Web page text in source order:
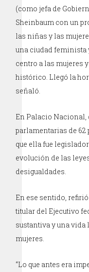
(como jefa de
Sheinbaum con un
las niñas y las
una ciudad feminista
centro a las mujeres
histórico. Llegó la
señaló.
En Palacio Nacional,
parlamentarias de
que ella fue
evolución de las
desigualdades.
En ese sentido,
titular del Ejecutivo
sustantiva y una
mujeres.
“Lo que antes era